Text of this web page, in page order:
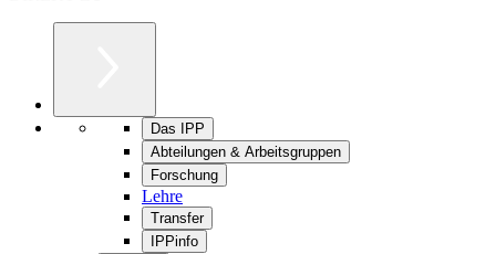
Das IPP
Abteilungen & Arbeitsgruppen
Forschung
Lehre
Transfer
IPPinfo